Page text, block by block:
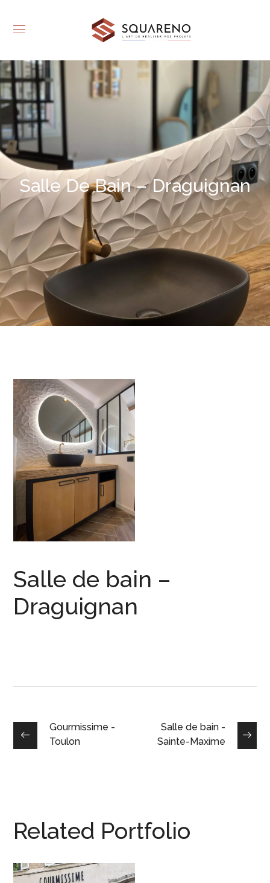
Salle De Bain – Draguignan
Salle de bain –
Draguignan
Gourmissime -
Toulon
Salle de bain -
Sainte-Maxime
Related Portfolio